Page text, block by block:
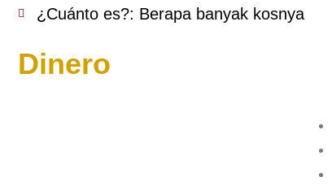
¿Cuánto es?: Berapa banyak kosnya
Dinero